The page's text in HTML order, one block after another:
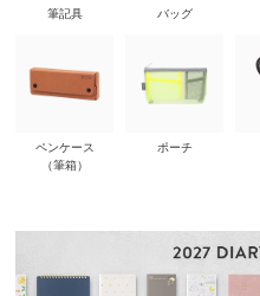
筆記具
ペンケース
（筆箱）
バッグ
ポーチ